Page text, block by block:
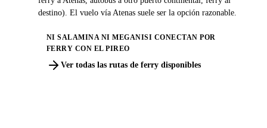
destino). El vuelo vía Atenas suele ser la opción razonable.
NI SALAMINA NI MEGANISI CONECTAN POR
FERRY CON EL PIREO
Ver todas las rutas de ferry disponibles